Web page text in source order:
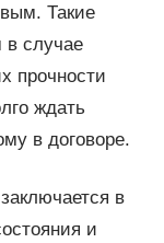
Такие
в случае
прочности
ждать
в договоре.
в
и